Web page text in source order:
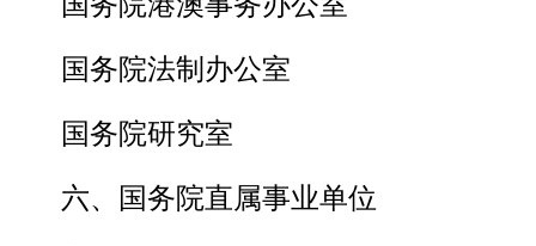
国务院法制办公室
国务院研究室
六、国务院直属事业单位